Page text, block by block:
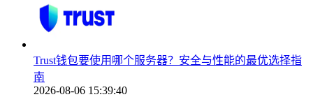
Trust钱包要使用哪个服务器？安全与性能的最优选择指
南
2026-08-06 15:39:40